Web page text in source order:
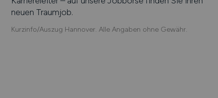
neuen Traumjob.
Kurzinfo/Auszug Hannover. Alle Angaben ohne Gewähr.